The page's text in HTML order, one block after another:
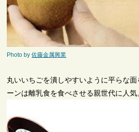
Photo by佐藤金属興業
丸いいちごを潰しやすいように平らな
ーンは離乳食を食べさせる親世代に人気